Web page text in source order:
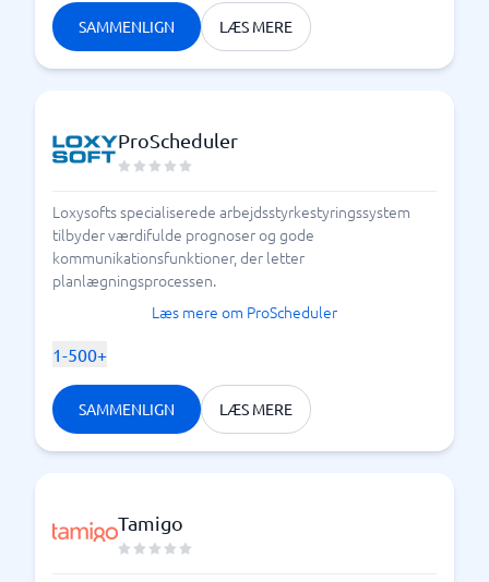
SAMMENLIGN LÆS MERE
ProScheduler
Loxysofts specialiserede arbejdsstyrkestyringssystem
tilbyder værdifulde prognoser og gode
kommunikationsfunktioner, der letter
planlægningsprocessen.
Læs mere om ProScheduler
1-500+
SAMMENLIGN LÆS MERE
Tamigo